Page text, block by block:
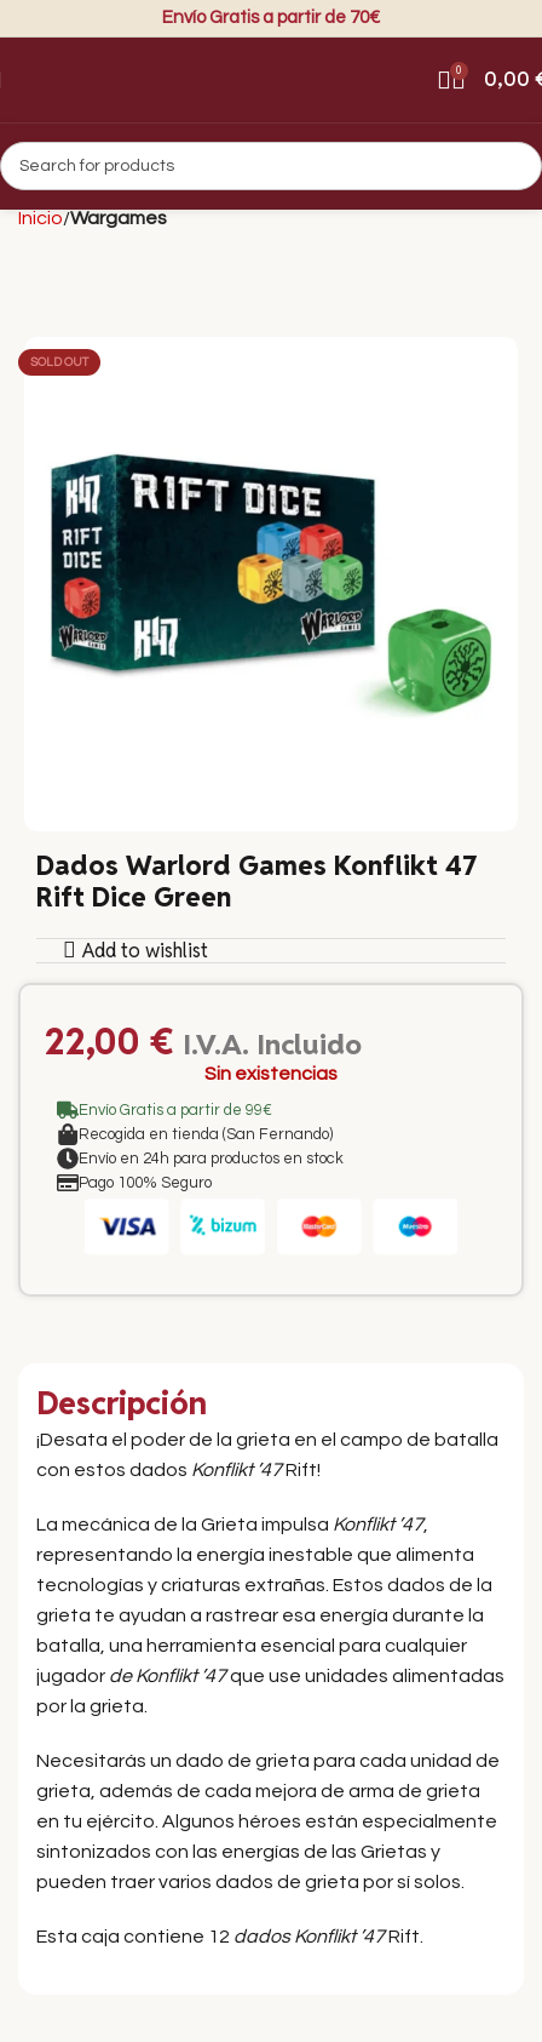
Envío Gratis a partir de 70€
0 0,00
Inicio Wargames
SOLD OUT
Dados Warlord Games Konflikt 47
Rift Dice Green
Add to wishlist
22,00 € I.V.A. Incluido
Sin existencias
Envío Gratis a partir de 99€
Recogida en tienda (San Fernando)
Envío en 24h para productos en stock
Pago 100% Seguro
Descripción
¡Desata el poder de la grieta en el campo de batalla
con estos dados Konflikt ’47Rift!
La mecánica de la Grieta impulsa Konflikt ’47,
representando la energía inestable que alimenta
tecnologías y criaturas extrañas. Estos dados de la
grieta te ayudan a rastrear esa energía durante la
batalla, una herramienta esencial para cualquier
jugador de Konflikt ’47que use unidades alimentadas
por la grieta.
Necesitarás un dado de grieta para cada unidad de
grieta, además de cada mejora de arma de grieta
en tu ejército. Algunos héroes están especialmente
sintonizados con las energías de las Grietas y
pueden traer varios dados de grieta por sí solos.
Esta caja contiene 12 dados Konflikt ’47Rift.